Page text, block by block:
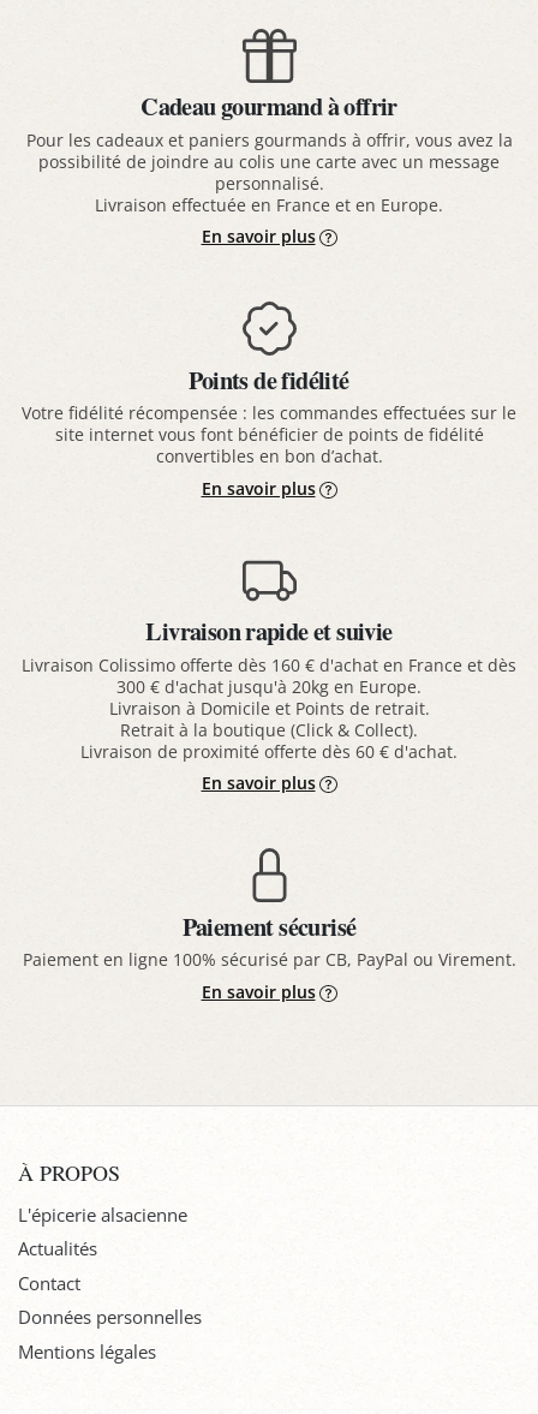
Cadeau gourmand à offrir
Pour les cadeaux et paniers gourmands à offrir, vous avez la
possibilité de joindre au colis une carte avec un message
personnalisé.
Livraison effectuée en France et en Europe.
En savoir plus
Points de fidélité
Votre fidélité récompensée : les commandes effectuées sur le
site internet vous font bénéficier de points de fidélité
convertibles en bon d’achat.
En savoir plus
Livraison rapide et suivie
Livraison Colissimo offerte dès 160 € d'achat en France et dès
300 € d'achat jusqu'à 20kg en Europe.
Livraison à Domicile et Points de retrait.
Retrait à la boutique (Click & Collect).
Livraison de proximité offerte dès 60 € d'achat.
En savoir plus
Paiement sécurisé
Paiement en ligne 100% sécurisé par CB, PayPal ou Virement.
En savoir plus
À PROPOS
L'épicerie alsacienne
Actualités
Contact
Données personnelles
Mentions légales